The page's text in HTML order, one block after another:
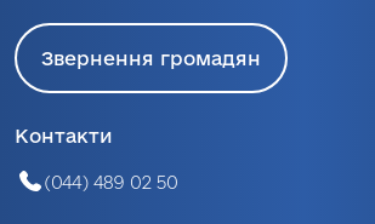
Звернення громадян
Контакти
(044) 489 02 50